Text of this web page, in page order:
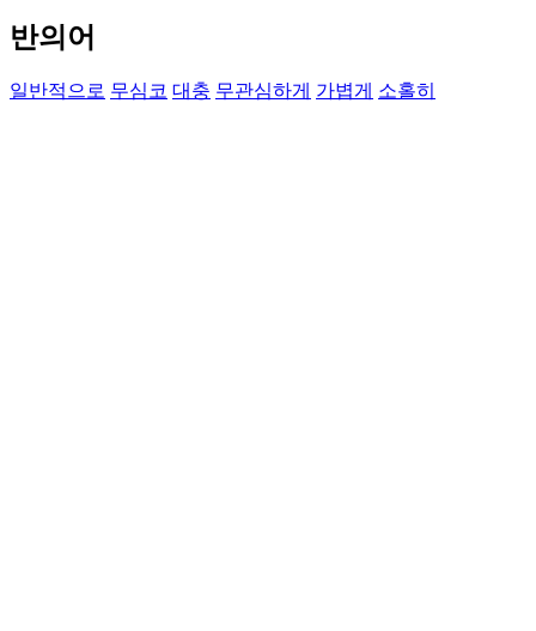
반의어
일반적으로 무심코 대충 무관심하게 가볍게 소홀히